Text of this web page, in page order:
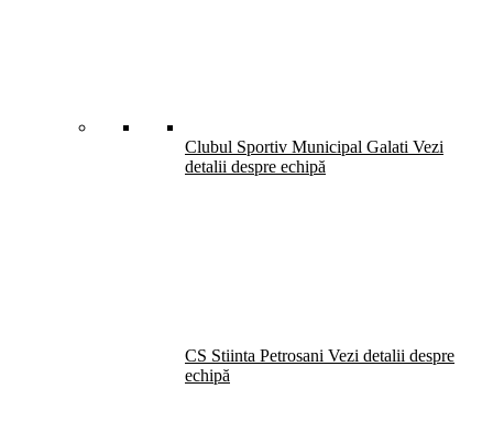
Clubul Sportiv Municipal Galati Vezi
detalii despre echipă
CS Stiinta Petrosani Vezi detalii despre
echipă